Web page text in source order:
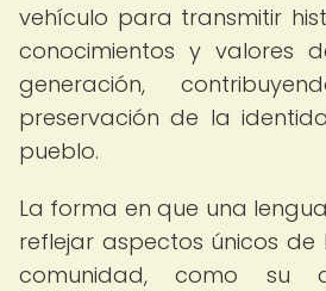
vehículo para transmitir
conocimientos y valores
generación,
preservación de la
pueblo.
La forma en que una
reflejar aspectos únicos
comunidad, como su